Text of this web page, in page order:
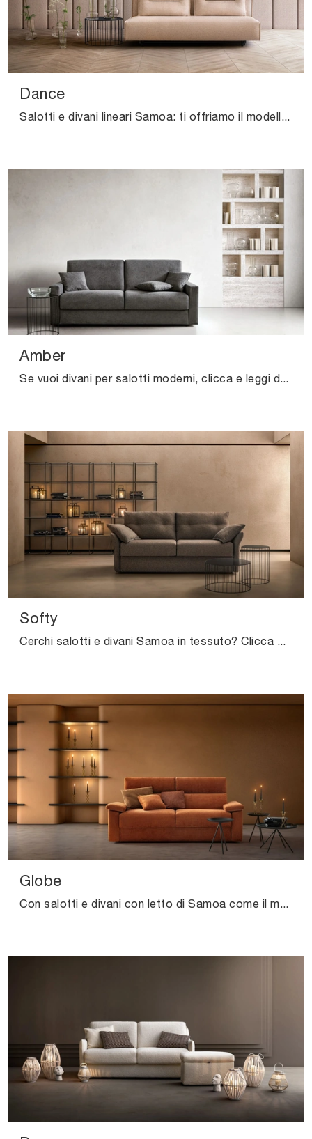
Dance
Salotti e divani lineari Samoa: ti offriamo il modello Dance in tessuto per valorizzare la zona giorno.
Amber
Se vuoi divani per salotti moderni, clicca e leggi di più sul modello Amber in tessuto dell'azienda Samoa.
Softy
Cerchi salotti e divani Samoa in tessuto? Clicca e scopri di più sul modello Softy per spazi moderni.
Globe